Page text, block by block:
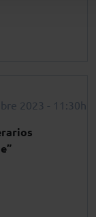
2023 - 11:30h